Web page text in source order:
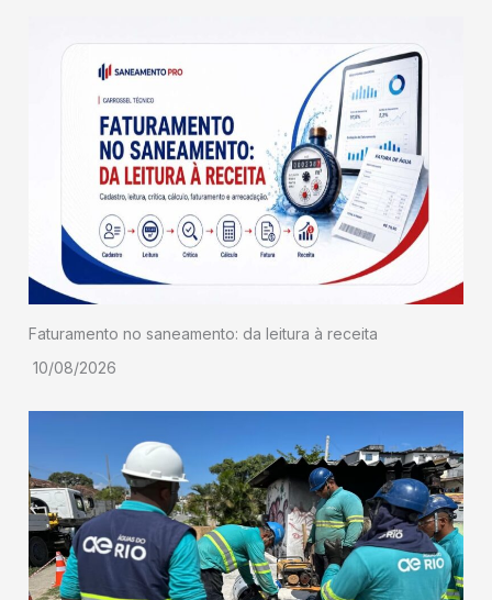
Faturamento no saneamento: da leitura à receita
10/08/2026